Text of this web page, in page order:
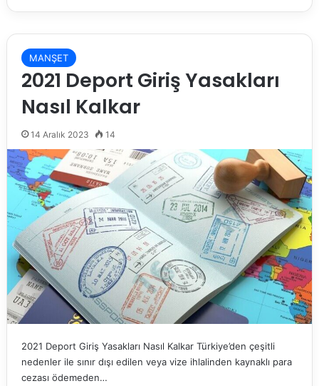
MANŞET
2021 Deport Giriş Yasakları
Nasıl Kalkar
14 Aralık 2023 14
2021 Deport Giriş Yasakları Nasıl Kalkar Türkiye’den çeşitli
nedenler ile sınır dışı edilen veya vize ihlalinden kaynaklı para
cezası ödemeden…